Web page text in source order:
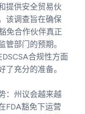
提供安全贸易伙
该调查旨在确保
免合作伙伴真正
管部门的预期。
合规性方面
了充分的准备。
：州议会越来越
FDA豁免下运营